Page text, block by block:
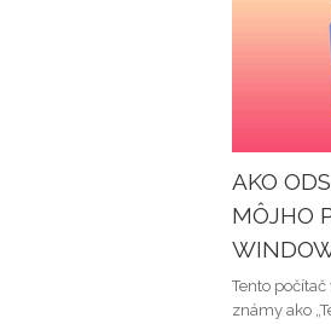
AKO
MÔJHO
Tento
známy ako